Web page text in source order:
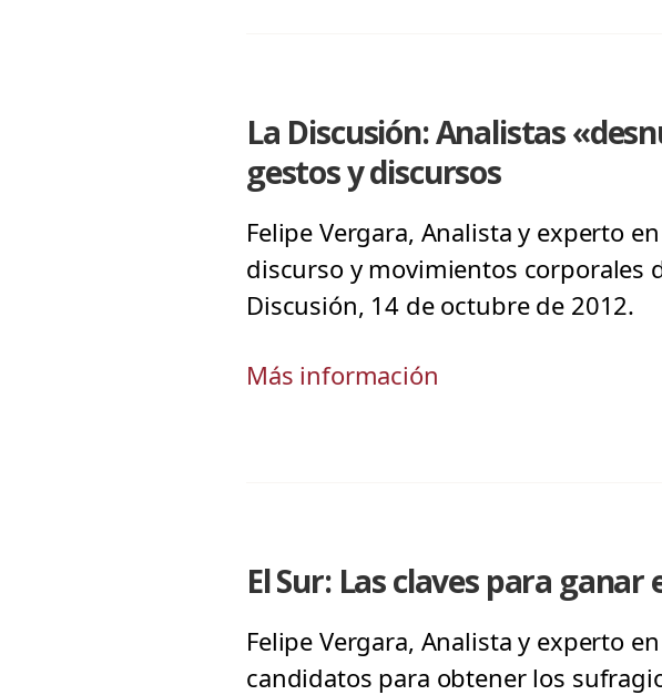
La Discusión: Analistas
gestos y discursos
Felipe Vergara, Analista y experto
discurso y movimientos corporales
Discusión, 14 de octubre de 2012.
Más información
El Sur: Las claves para
Felipe Vergara, Analista y experto
candidatos para obtener los